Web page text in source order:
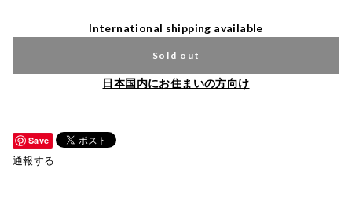
International shipping available
Sold out
日本国内にお住まいの方向け
Save
通報する